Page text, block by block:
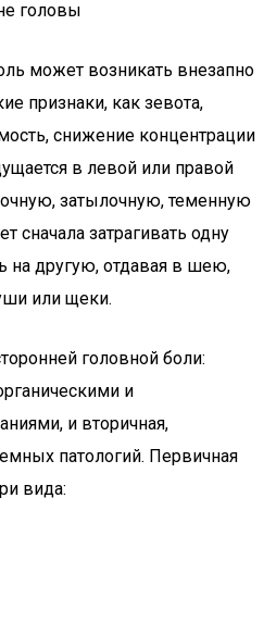
головы
может возникать внезапно
признаки, как зевота,
снижение концентрации
в левой или правой
затылочную, теменную
сначала затрагивать одну
на другую, отдавая в шею,
или щеки.
головной боли:
и
и вторичная,
патологий. Первичная
вида: